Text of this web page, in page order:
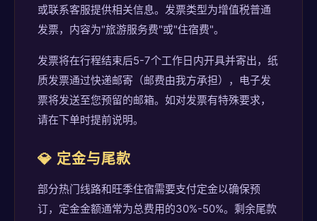
或联系客服提供相关信息。发票类型为增值税普通
发票，内容为"旅游服务费"或"住宿费"。
发票将在行程结束后5-7个工作日内开具并寄出，纸
质发票通过快递邮寄（邮费由我方承担），电子发
票将发送至您预留的邮箱。如对发票有特殊要求，
请在下单时提前说明。
💎 定金与尾款
部分热门线路和旺季住宿需要支付定金以确保预
订，定金金额通常为总费用的30%-50%。剩余尾款